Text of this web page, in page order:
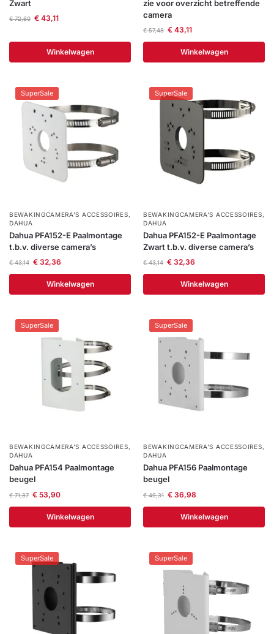
Zwart
€72,60 €43,11
Winkelwagen
zie voor overzicht betreffende
camera
€57,48 €43,11
Winkelwagen
SuperSale
BEWAKINGCAMERA'S ACCESSOIRES,
DAHUA
Dahua PFA152-E Paalmontage
t.b.v. diverse camera’s
€43,14 €32,36
Winkelwagen
SuperSale
BEWAKINGCAMERA'S ACCESSOIRES,
DAHUA
Dahua PFA152-E Paalmontage
Zwart t.b.v. diverse camera’s
€43,14 €32,36
Winkelwagen
SuperSale
BEWAKINGCAMERA'S ACCESSOIRES,
DAHUA
Dahua PFA154 Paalmontage
beugel
€71,87 €53,90
Winkelwagen
SuperSale
BEWAKINGCAMERA'S ACCESSOIRES,
DAHUA
Dahua PFA156 Paalmontage
beugel
€49,31 €36,98
Winkelwagen
SuperSale SuperSale